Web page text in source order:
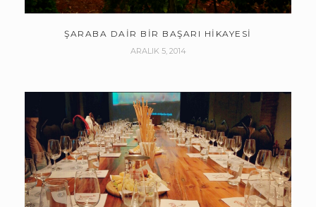
ŞARABA DAIR BIR BAŞARI HIKAYESI
ARALIK 5, 2014